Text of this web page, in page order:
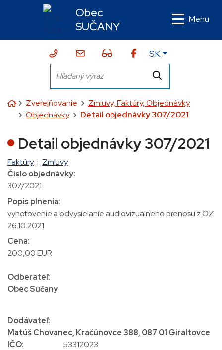
Obec
SUČANY
Menu
043/424 10 10sekretariat@sucany.sk
Zjednodušená verzia webu
SKSlovensky
Hľadaný výraz Hľadať
Úvodná stránka
Zverejňovanie
Zmluvy, Faktúry, Objednávky
Objednávky
Detail objednávky 307/2021
Detail objednávky 307/2021
Faktúry| Zmluvy
Číslo objednávky:
307/2021
Popis plnenia:
vyhotovenie a odvysielanie audiovizuálneho prenosu z OZ
26.10.2021
Cena:
200,00 EUR
Odberateľ:
Obec Sučany
Dodávateľ:
Matúš Chovanec, Kračúnovce 388, 087 01 Giraltovce
IČO:
53312023